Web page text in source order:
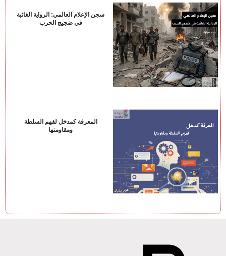
سجن الإعلام العالمي: الرواية الغائبة
في ضجيج الحرب
المعرفة كمدخل لفهم السلطة
ومقاومتها